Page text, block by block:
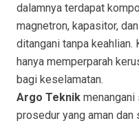
dalamnya terdapat
magnetron, kapasitor,
ditangani tanpa keahlian.
hanya memperparah
bagi keselamatan.
Argo Teknik
prosedur yang aman